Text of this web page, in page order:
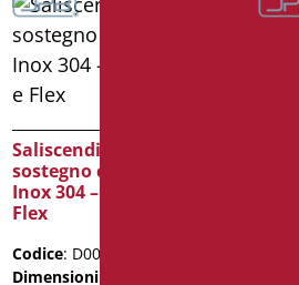
Saliscendi Doccia di
sostegno cm. 40X120 –
Inox 304 – Senza Doccia e
Flex
Codice: D0031BSDF/01
Dimensioni